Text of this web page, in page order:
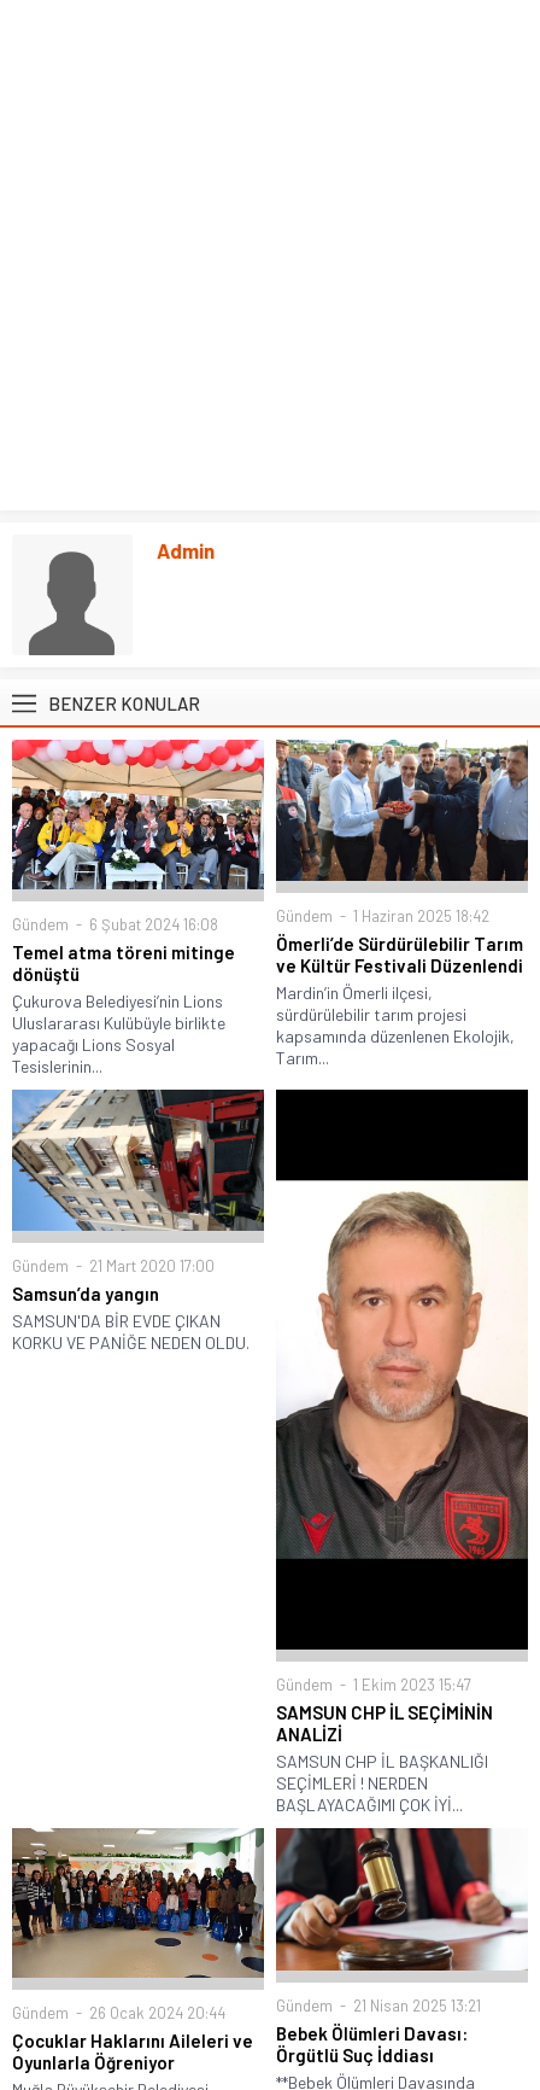
Admin
BENZER KONULAR
Gündem 6 Şubat 2024 16:08
Temel atma töreni mitinge
dönüştü
Çukurova Belediyesi’nin Lions
Uluslararası Kulübüyle birlikte
yapacağı Lions Sosyal
Tesislerinin...
Gündem 1 Haziran 2025 18:42
Ömerli’de Sürdürülebilir Tarım
ve Kültür Festivali Düzenlendi
Mardin’in Ömerli ilçesi,
sürdürülebilir tarım projesi
kapsamında düzenlenen Ekolojik,
Tarım...
Gündem 21 Mart 2020 17:00
Samsun’da yangın
SAMSUN'DA BİR EVDE ÇIKAN
KORKU VE PANİĞE NEDEN OLDU.
Gündem 1 Ekim 2023 15:47
SAMSUN CHP İL SEÇİMİNİN
ANALİZİ
SAMSUN CHP İL BAŞKANLIĞI
SEÇİMLERİ ! NERDEN
BAŞLAYACAĞIMI ÇOK İYİ...
Gündem 26 Ocak 2024 20:44
Çocuklar Haklarını Aileleri ve
Oyunlarla Öğreniyor
Gündem 21 Nisan 2025 13:21
Bebek Ölümleri Davası:
Örgütlü Suç İddiası
**Bebek Ölümleri Davasında